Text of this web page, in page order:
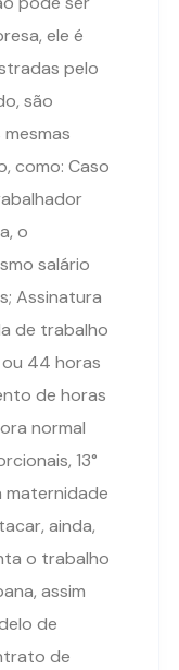
ele é
pelo
são
como: Caso
o
salário
Assinatura
de trabalho
44 horas
de horas
normal
13°
maternidade
ainda,
o trabalho
assim
de
de